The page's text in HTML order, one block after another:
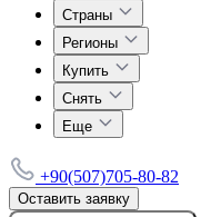
Страны
Регионы
Купить
Снять
Еще
+90(507)705-80-82
Оставить заявку